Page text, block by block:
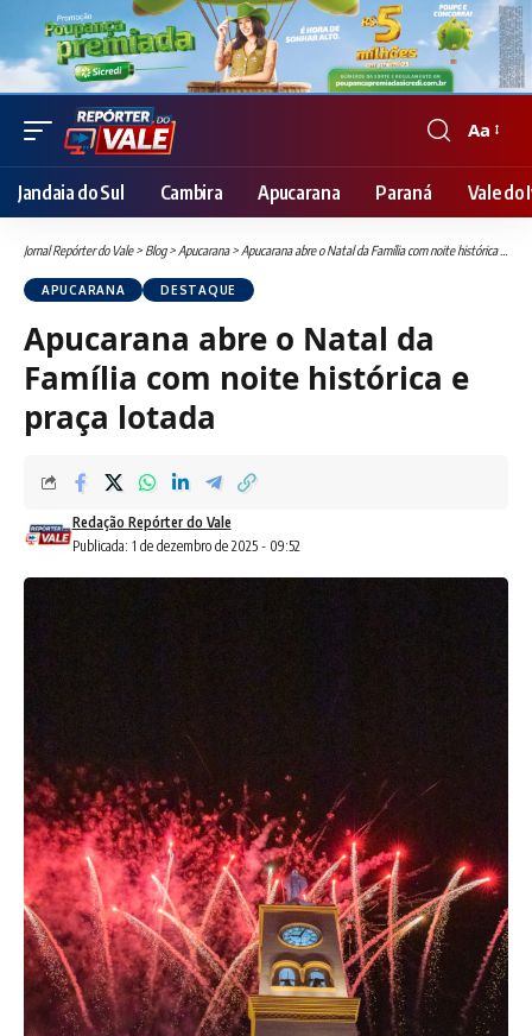
Font
Resizer
Aa
Jandaia do Sul Cambira Apucarana Paraná Vale do
Jornal Repórter do Vale> Blog>Apucarana>Apucarana abre o Natal da Família com noite histórica e praça lotada
APUCARANA DESTAQUE
Apucarana abre o Natal da
Família com noite histórica e
praça lotada
Publicada: 1 de dezembro de 2025 - 09:52
Redação Repórter do Vale